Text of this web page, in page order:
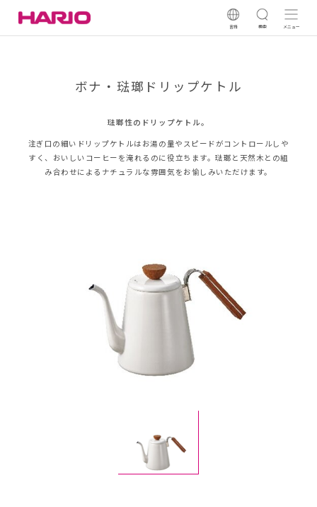
言語 検索 メニュー
ボナ・琺瑯ドリップケトル
琺瑯性のドリップケトル。
注ぎ口の細いドリップケトルはお湯の量やスピードがコントロールしや
すく、おいしいコーヒーを淹れるのに役立ちます。琺瑯と天然木との組
み合わせによるナチュラルな雰囲気をお愉しみいただけます。